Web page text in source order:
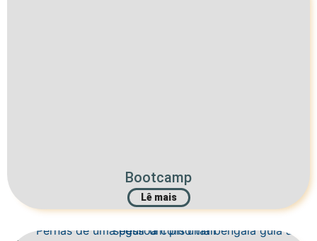
Bootcamp
Lê mais